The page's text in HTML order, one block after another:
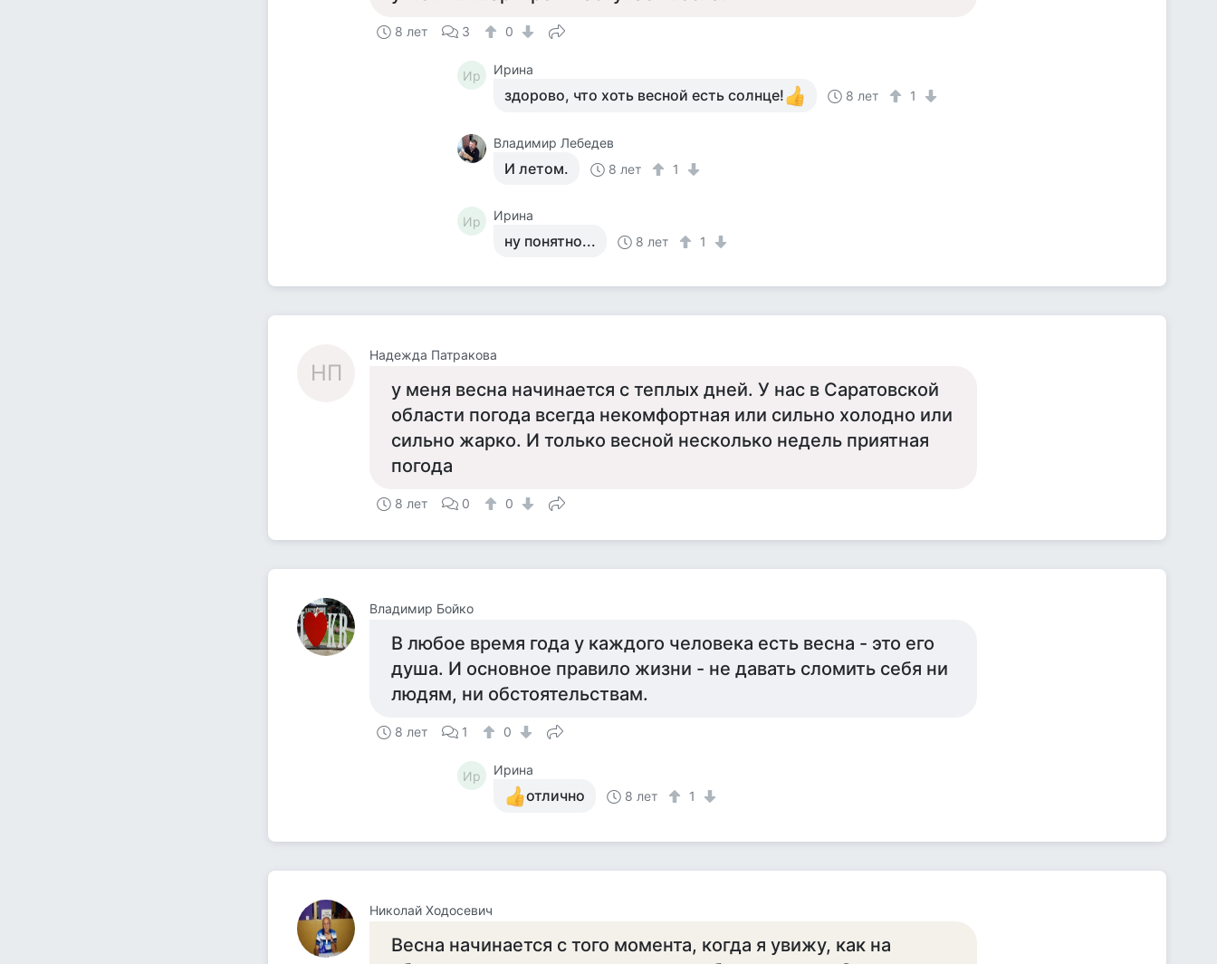
8 лет 3 0
Ир Ирина
здорово, что хоть весной есть солнце! 8 лет 1
Владимир Лебедев
И летом. 8 лет 1
Ир Ирина
ну понятно... 8 лет 1
НП
Надежда Патракова
у меня весна начинается с теплых дней. У нас в Саратовской
области погода всегда некомфортная или сильно холодно или
сильно жарко. И только весной несколько недель приятная
погода
8 лет 0 0
Владимир Бойко
В любое время года у каждого человека есть весна - это его
душа. И основное правило жизни - не давать сломить себя ни
людям, ни обстоятельствам.
8 лет 1 0
Ир Ирина
отлично 8 лет 1
Николай Ходосевич
Весна начинается с того момента, когда я увижу, как на